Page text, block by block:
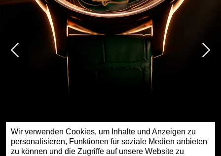
Wir verwenden Cookies, um Inhalte und Anzeigen zu
personalisieren, Funktionen für soziale Medien anbieten
zu können und die Zugriffe auf unsere Website zu